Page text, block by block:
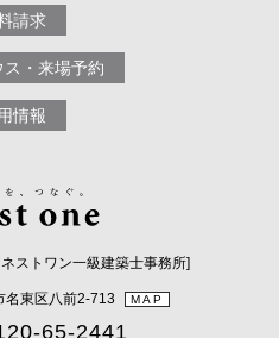
請求
ス・来場予約
情報
ストワン一級建築士事務所]
東区八前2-713 MAP
65-2441